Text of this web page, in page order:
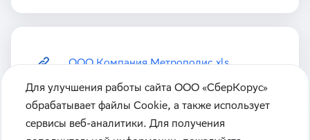
ООО Компания Метрополис.xls
Для улучшения работы сайта ООО «СберКорус»
обрабатывает файлы Cookie, а также использует
сервисы веб-аналитики. Для получения